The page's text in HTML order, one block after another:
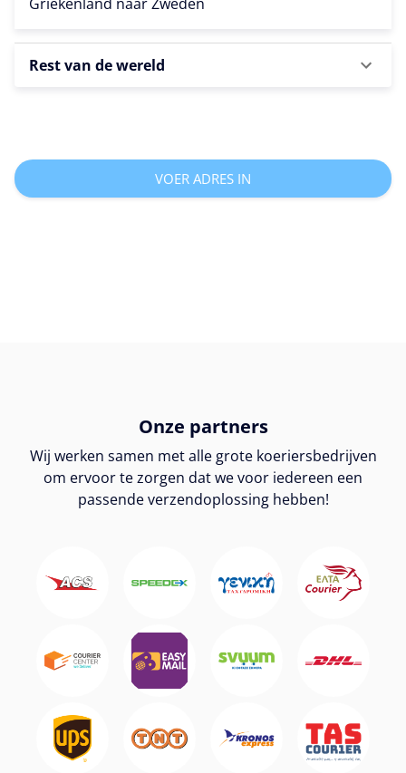
Rest van de wereld
VOER ADRES IN
Onze partners
Wij werken samen met alle grote koeriersbedrijven
om ervoor te zorgen dat we voor iedereen een
passende verzendoplossing hebben!